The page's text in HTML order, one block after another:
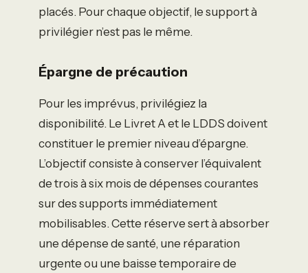
placés. Pour chaque objectif, le support à
privilégier n’est pas le même.
Épargne de précaution
Pour les imprévus, privilégiez la
disponibilité. Le Livret A et le LDDS doivent
constituer le premier niveau d’épargne.
L’objectif consiste à conserver l’équivalent
de trois à six mois de dépenses courantes
sur des supports immédiatement
mobilisables. Cette réserve sert à absorber
une dépense de santé, une réparation
urgente ou une baisse temporaire de